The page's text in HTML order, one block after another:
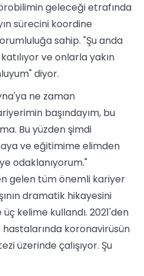
geleceği etrafında
sürecini koordine
sahip. "Şu anda
ve onlarla yakın
diyor.
ne zaman
başındayım, bu
Bu yüzden şimdi
ve eğitimime elimden
odaklanıyorum."
gelen tüm önemli kariyer
dramatik hikayesini
kelime kullandı. 2021'den
koronavirüsün
üzerinde çalışıyor. Şu